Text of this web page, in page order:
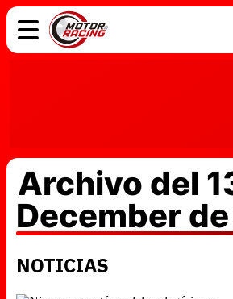
Archivo del
December
NOTICIAS